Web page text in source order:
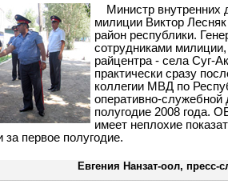
Министр внутренних
милиции Виктор
район республики.
сотрудниками
райцентра - села Суг-
практически сразу
коллегии МВД по
оперативно-служебной
полугодие 2008 года.
имеет неплохие
за первое полугодие.
Евгения Нанзат-оол,